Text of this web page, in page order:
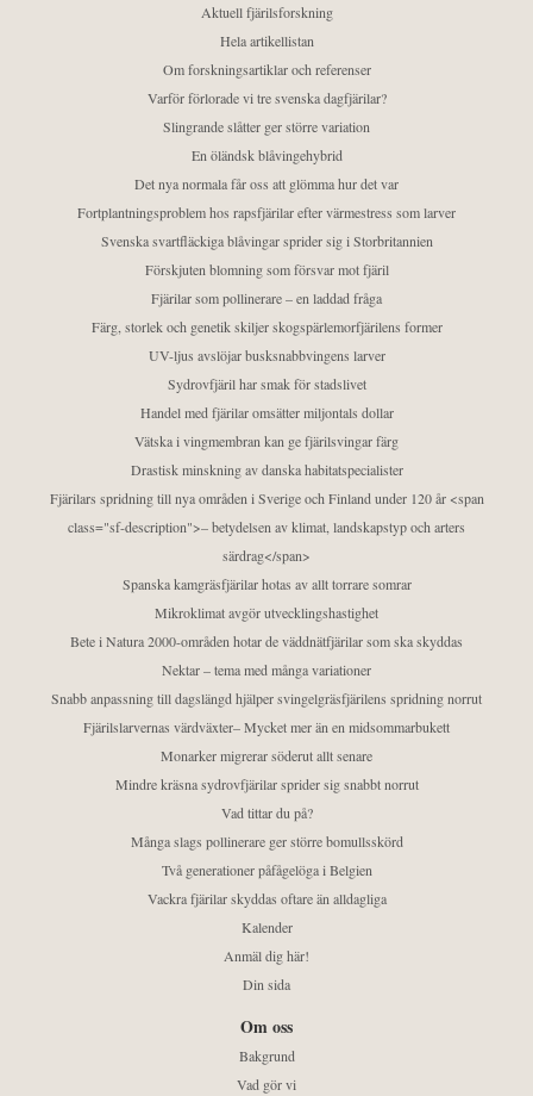
Aktuell fjärilsforskning
Hela artikellistan
Om forskningsartiklar och referenser
Varför förlorade vi tre svenska dagfjärilar?
Slingrande slåtter ger större variation
En öländsk blåvingehybrid
Det nya normala får oss att glömma hur det var
Fortplantningsproblem hos rapsfjärilar efter värmestress som larver
Svenska svartfläckiga blåvingar sprider sig i Storbritannien
Förskjuten blomning som försvar mot fjäril
Fjärilar som pollinerare – en laddad fråga
Färg, storlek och genetik skiljer skogspärlemorfjärilens former
UV-ljus avslöjar busksnabbvingens larver
Sydrovfjäril har smak för stadslivet
Handel med fjärilar omsätter miljontals dollar
Vätska i vingmembran kan ge fjärilsvingar färg
Drastisk minskning av danska habitatspecialister
Fjärilars spridning till nya områden i Sverige och Finland under 120 år <span
class="sf-description">– betydelsen av klimat, landskapstyp och arters
särdrag</span>
Spanska kamgräsfjärilar hotas av allt torrare somrar
Mikroklimat avgör utvecklingshastighet
Bete i Natura 2000-områden hotar de väddnätfjärilar som ska skyddas
Nektar – tema med många variationer
Snabb anpassning till dagslängd hjälper svingelgräsfjärilens spridning norrut
Fjärilslarvernas värdväxter– Mycket mer än en midsommarbukett
Monarker migrerar söderut allt senare
Mindre kräsna sydrovfjärilar sprider sig snabbt norrut
Vad tittar du på?
Många slags pollinerare ger större bomullsskörd
Två generationer påfågelöga i Belgien
Vackra fjärilar skyddas oftare än alldagliga
Kalender
Anmäl dig här!
Din sida
Om oss
Bakgrund
Vad gör vi